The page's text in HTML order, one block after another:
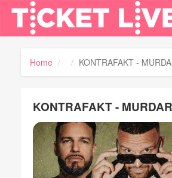
Home KONTRAFAKT -
KONTRAFAKT -